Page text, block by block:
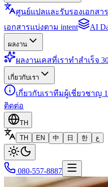
ศูนย์แปลและรับรองเอกสาร
เอกสารแบ่งตาม intent
AI
ผลงาน
ผลงานเคสที่เราทำสำเร็จ
เกี่ยวกับเรา
เกี่ยวกับเราทีมผู้เชี่ยวชาญ
ติดต่อ
TH
TH
EN 中 日 한 ع
080-557-8887